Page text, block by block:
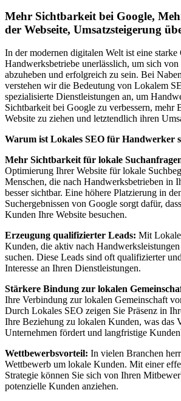
Mehr Sichtbarkeit bei Google,
der Webseite, Umsatzsteigerung
In der modernen digitalen Welt ist eine
Handwerksbetriebe unerlässlich, um sich
abzuheben und erfolgreich zu sein. Bei
verstehen wir die Bedeutung von Lokalem
spezialisierte Dienstleistungen an, um
Sichtbarkeit bei Google zu verbessern, mehr
Website zu ziehen und letztendlich ihren
Warum ist Lokales SEO für Handwerker
Mehr Sichtbarkeit für lokale
Optimierung Ihrer Website für lokale
Menschen, die nach Handwerksbetrieben in
besser sichtbar. Eine höhere Platzierung in
Suchergebnissen von Google sorgt dafür,
Kunden Ihre Website besuchen.
Erzeugung qualifizierter Leads: Mit
Kunden, die aktiv nach
suchen. Diese Leads sind oft qualifizierter
Interesse an Ihren Dienstleistungen.
Stärkere Bindung zur lokalen
Ihre Verbindung zur lokalen Gemeinschaft
Durch Lokales SEO zeigen Sie Präsenz in
Ihre Beziehung zu lokalen Kunden, was das
Unternehmen fördert und langfristige
Wettbewerbsvorteil: In vielen Branchen
Wettbewerb um lokale Kunden. Mit einer
Strategie können Sie sich von Ihren
potenzielle Kunden anziehen.